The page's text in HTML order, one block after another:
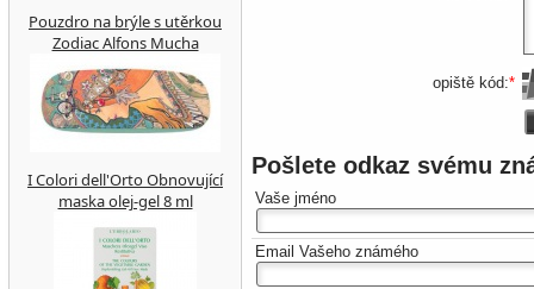
opiště kód:*
Pošlete odkaz svému
Vaše jméno
Email Vašeho známého
Pouzdro na brýle s utěrkou
Zodiac Alfons Mucha
I Colori dell'Orto Obnovující
maska ​​olej-gel 8 ml